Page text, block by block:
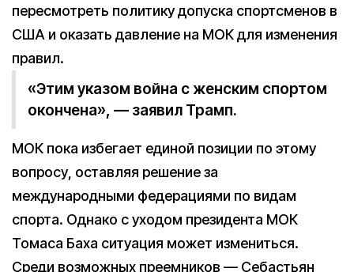
пересмотреть политику допуска спортсменов в
США и оказать давление на МОК для изменения
правил.
«Этим указом война с женским спортом
окончена», — заявил Трамп.
МОК пока избегает единой позиции по этому
вопросу, оставляя решение за
международными федерациями по видам
спорта. Однако с уходом президента МОК
Томаса Баха ситуация может измениться.
Среди возможных преемников — Себастьян